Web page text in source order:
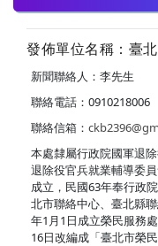
發佈單位名稱：臺
新聞聯絡人：李先生
聯絡電話：0910218006
聯絡信箱：
本處隸屬行政院國軍退
退除役官兵就業輔導委
成立，民國63年奉行政
北市聯絡中心、臺北縣
年1月1日成立榮民服務
16日改編成「臺北市榮